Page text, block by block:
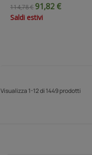
114,78 €91,82 €
Saldi estivi
Visualizza 1-12 di 1449 prodotti